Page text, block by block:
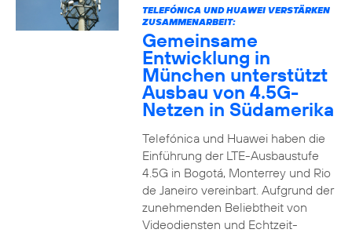
TELEFÓNICA UND HUAWEI VERSTÄRKEN
ZUSAMMENARBEIT:
Gemeinsame
Entwicklung in
München unterstützt
Ausbau von 4.5G-
Netzen in Südamerika
Telefónica und Huawei haben die
Einführung der LTE-Ausbaustufe
4.5G in Bogotá, Monterrey und Rio
de Janeiro vereinbart. Aufgrund der
zunehmenden Beliebtheit von
Videodiensten und Echtzeit-